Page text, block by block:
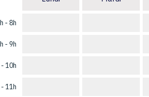
- 8h
- 9h
10h
11h